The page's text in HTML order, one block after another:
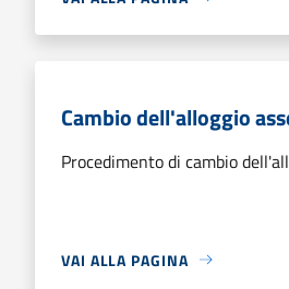
Cambio dell'alloggio
Procedimento di cambio
VAI ALLA PAGINA